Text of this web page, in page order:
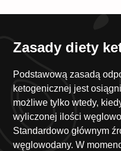
Zasady diety
Podstawową zasadą
ketogenicznej jest
możliwe tylko wtedy,
wyliczonej ilości
Standardowo głównym
węglowodany. W